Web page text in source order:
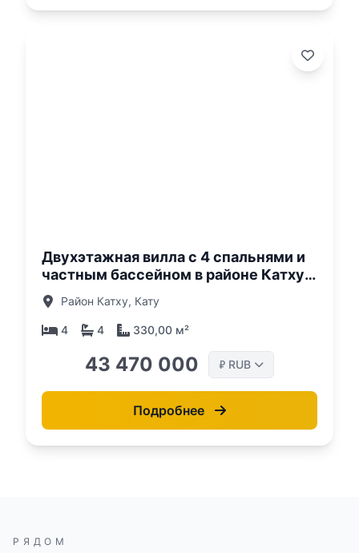
Двухэтажная вилла с 4 спальнями и
частным бассейном в районе Катху,
Пхукет в комплексе D'Chateau
Район Катху, Кату
4 4 330,00 м²
43 470 000 ₽ RUB
Подробнее
РЯДОМ